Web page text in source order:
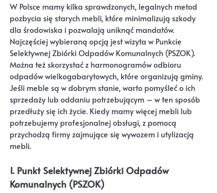
W Polsce mamy kilka sprawdzonych, legalnych metod
pozbycia się starych mebli, które minimalizują szkody
dla środowiska i pozwalają uniknąć mandatów.
Najczęściej wybieraną opcją jest wizyta w Punkcie
Selektywnej Zbiórki Odpadów Komunalnych (PSZOK).
Można też skorzystać z harmonogramów odbioru
odpadów wielkogabarytowych, które organizują gminy.
Jeśli meble są w dobrym stanie, warto pomyśleć o ich
sprzedaży lub oddaniu potrzebującym – w ten sposób
przedłuży się ich życie. Kiedy mamy więcej mebli lub
potrzebujemy profesjonalnej obsługi, z pomocą
przychodzą firmy zajmujące się wywozem i utylizacją
mebli.
1. Punkt Selektywnej Zbiórki Odpadów
Komunalnych (PSZOK)